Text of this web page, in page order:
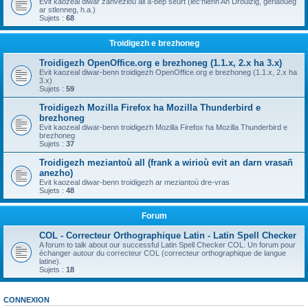
ar stlenneg, h.a.)
Sujets : 68
Troidigezh e brezhoneg
Troidigezh OpenOffice.org e brezhoneg (1.1.x, 2.x ha 3.x)
Evit kaozeal diwar-benn troidigezh OpenOffice.org e brezhoneg (1.1.x, 2.x ha
3.x)
Sujets : 59
Troidigezh Mozilla Firefox ha Mozilla Thunderbird e
brezhoneg
Evit kaozeal diwar-benn troidigezh Mozilla Firefox ha Mozilla Thunderbird e
brezhoneg
Sujets : 37
Troidigezh meziantoù all (frank a wirioù evit an darn vrasañ
anezho)
Evit kaozeal diwar-benn troidigezh ar meziantoù dre-vras
Sujets : 48
Forum
COL - Correcteur Orthographique Latin - Latin Spell Checker
A forum to talk about our successful Latin Spell Checker COL. Un forum pour
échanger autour du correcteur COL (correcteur orthographique de langue
latine).
Sujets : 18
CONNEXION